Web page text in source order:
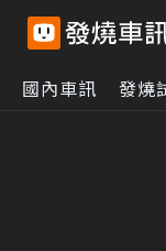
國內車訊 發燒